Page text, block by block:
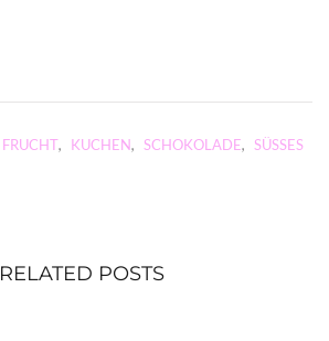
FRUCHT, KUCHEN, SCHOKOLADE, SÜSSES
RELATED POSTS